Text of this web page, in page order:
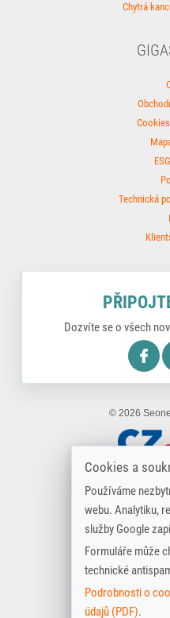
Cookies a
Používáme
webu. Analytiku,
služby Google
Formuláře může
technické
Podrobnosti o
údajů (PDF).
Chytrá
Technická
Dozvíte se o všech
© 2026